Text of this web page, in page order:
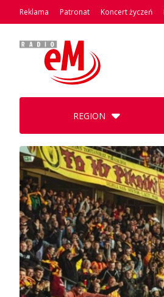
Reklama Patronat Koncert życzeń
REGION